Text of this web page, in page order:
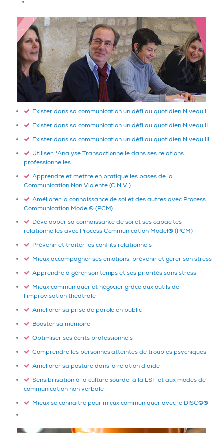
Exister dans sa communication un défi au quotidien Niveau I
Exister dans sa communication un défi au quotidien Niveau II
Exister dans sa communication un défi au quotidien Niveau III
Utiliser l'Analyse Transactionnelle dans ses relations
professionnelles
Apprendre et mettre en pratique les bases de la
Communication Non Violente (C.N.V.)
Améliorer la connaissance de soi et des autres avec Process
Communication Model® (PCM)
Développer sa connaissance de soi et ses capacités
relationnelles avec Process Communication Model® (PCM)
Prévenir et traiter les conflits relationnels
Mieux accompagner ses émotions, prévenir et gérer son stress
Apprendre à gérer son temps et ses priorités sans stress
Mieux communiquer et négocier grâce aux outils de
l'improvisation théâtrale
Améliorer sa prise de parole en public
Booster sa mémoire
Optimiser ses écrits professionnels
Comprendre les personnes atteintes de troubles psychiques
Améliorer sa posture dans la relation d'aide
Sensibilisation à la culture sourde, à la LSF et aux modes de
communication non verbale
Mieux se connaitre pour mieux communiquer avec le DISC©®